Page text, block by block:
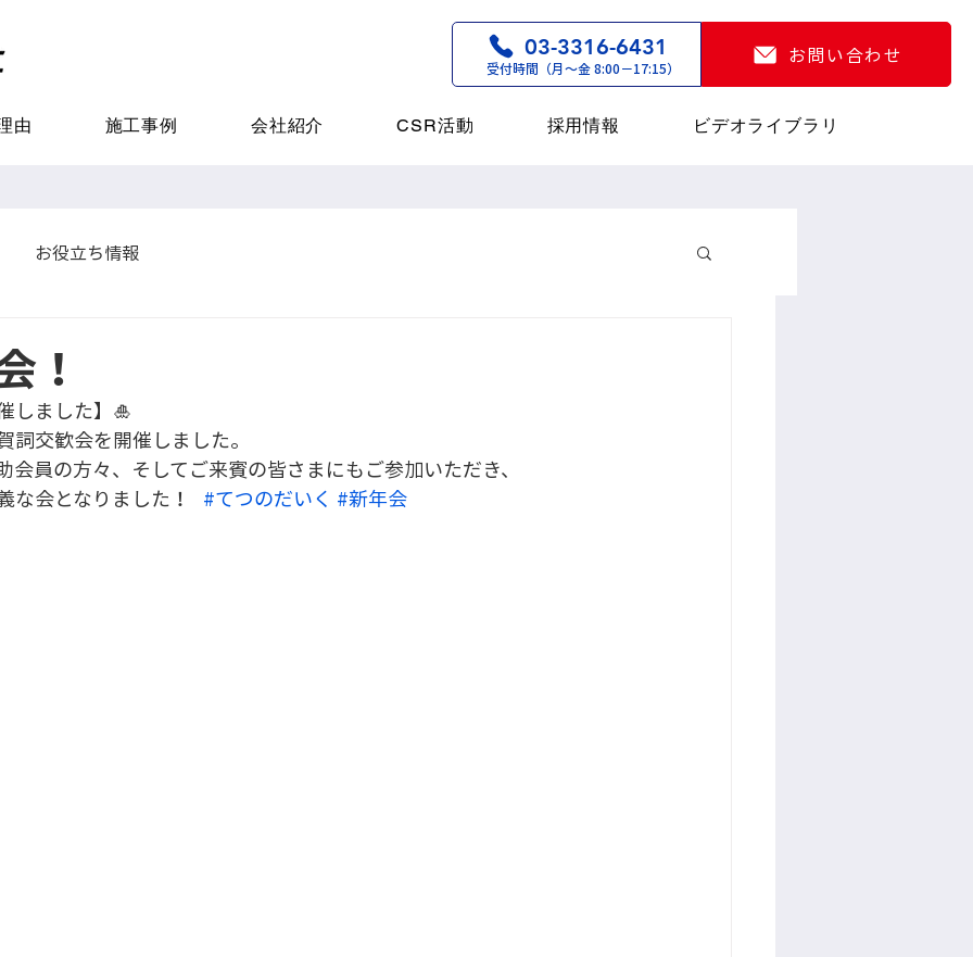
03-3316-6431 お問い合わせ
受付時間（月〜金 8:00−17:15）
由 施工事例 会社紹介 CSR活動 採用情報 ビデオライブラリ
お役立ち情報
！
しました】🎍
詞交歓会を開催しました。
会員の方々、そしてご来賓の皆さまにもご参加いただき、
な会となりました！ #てつのだいく #新年会